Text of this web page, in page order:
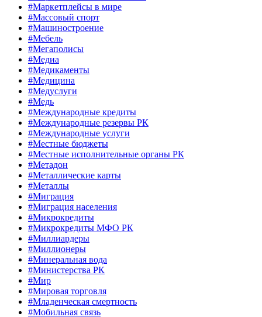
#Маркетплейсы в мире
#Массовый спорт
#Машиностроение
#Мебель
#Мегаполисы
#Медиа
#Медикаменты
#Медицина
#Медуслуги
#Медь
#Международные кредиты
#Международные резервы РК
#Международные услуги
#Местные бюджеты
#Местные исполнительные органы РК
#Метадон
#Металлические карты
#Металлы
#Миграция
#Миграция населения
#Микрокредиты
#Микрокредиты МФО РК
#Миллиардеры
#Миллионеры
#Минеральная вода
#Министерства РК
#Мир
#Мировая торговля
#Младенческая смертность
#Мобильная связь